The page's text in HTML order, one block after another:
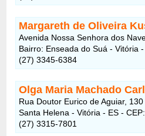
Margareth de Oliveira
Avenida Nossa Senhora dos
Bairro: Enseada do Suá - Vitória
(27) 3345-6384
Olga Maria Machado
Rua Doutor Eurico de Aguiar,
Santa Helena - Vitória - ES -
(27) 3315-7801